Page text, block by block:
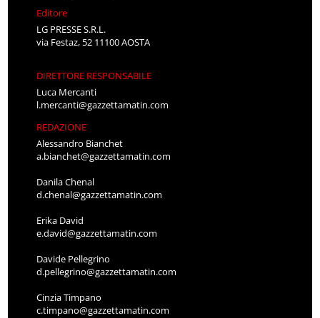
Editore
LG PRESSE S.R.L.
via Festaz, 52 11100 AOSTA
DIRETTORE RESPONSABILE
Luca Mercanti
l.mercanti@gazzettamatin.com
REDAZIONE
Alessandro Bianchet
a.bianchet@gazzettamatin.com
Danila Chenal
d.chenal@gazzettamatin.com
Erika David
e.david@gazzettamatin.com
Davide Pellegrino
d.pellegrino@gazzettamatin.com
Cinzia Timpano
c.timpano@gazzettamatin.com